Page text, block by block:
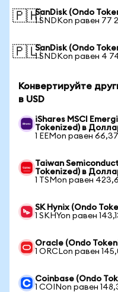
🇵🇭SanDisk (Ondo
1 SNDKon равен 77
🇵🇱SanDisk (Ondo
1 SNDKon равен 4
Конвертируйте
в USD
iShares MSCI
Tokenized) в
1 EEMon равен
Taiwan
Tokenized) в
1 TSMon равен
SK Hynix (Ondo
1 SKHYon равен
Oracle (Ondo
1 ORCLon равен
Coinbase (Ondo
1 COINon равен